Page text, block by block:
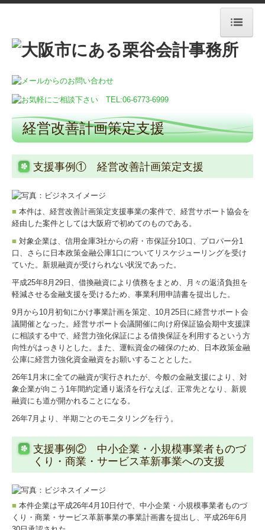
所長紹介
経営理念
交通案内
提供サービス＆料金
新着情報
社会福祉法人様向け
社福会計基準省令
セミナー参加者の声
過去のセミナー
社会福祉充実残額
社会福祉法人の税務
社会福祉法人会計Q&A
「財務会計に関する支援」のご提案
経営改善計画策定支援
支援事例① 経営改善計画策定支援
■ 本件は、経営改善計画策定支援事業の案件で、経営サポート協会を
経由した案件としては大阪府で初めてのものである。
■ 対象企業は、信用金庫3社からの府・市保証分10口、プロパー分1
口、さらに日本政策金融公庫1口についてリスケジューリングを受け
ていた。新規融資が受けられない状況であった。
平成25年8月29日、借換融資により債務をまとめ、月々の返済負担を
軽減させる金融支援を受けるため、事業利用申請書を提出した。
9月から10月初旬にかけ事業計画を策定、10月25日に経営サポート会
議開催となった。経営サポート会議開催に向け府保証協会期中支援課
に相談する中で、経営力強化保証による借換保証を利用するという方
向性がはっきりとした。また、運転資金の確保のため、日本政策金融
公庫に経営力強化資金融資をお願いすることとした。
26年1月末に全ての融資が実行されたが、今般の金融支援により、対
象企業が向こう1年間約定通り返済を行なえば、正常先となり、新規
融資にも道が開かれることになる。
26年7月より、半期ごとのモニタリングを行う。
支援事例② 中小企業・小規模事業者ものづ
くり・商業・サービス革新事業への支援
■ 本件企業は平成26年4月10日付で、中小企業・小規模事業者ものづ
くり・商業・サービス革新事業の事業計画書を提出し、平成26年6月